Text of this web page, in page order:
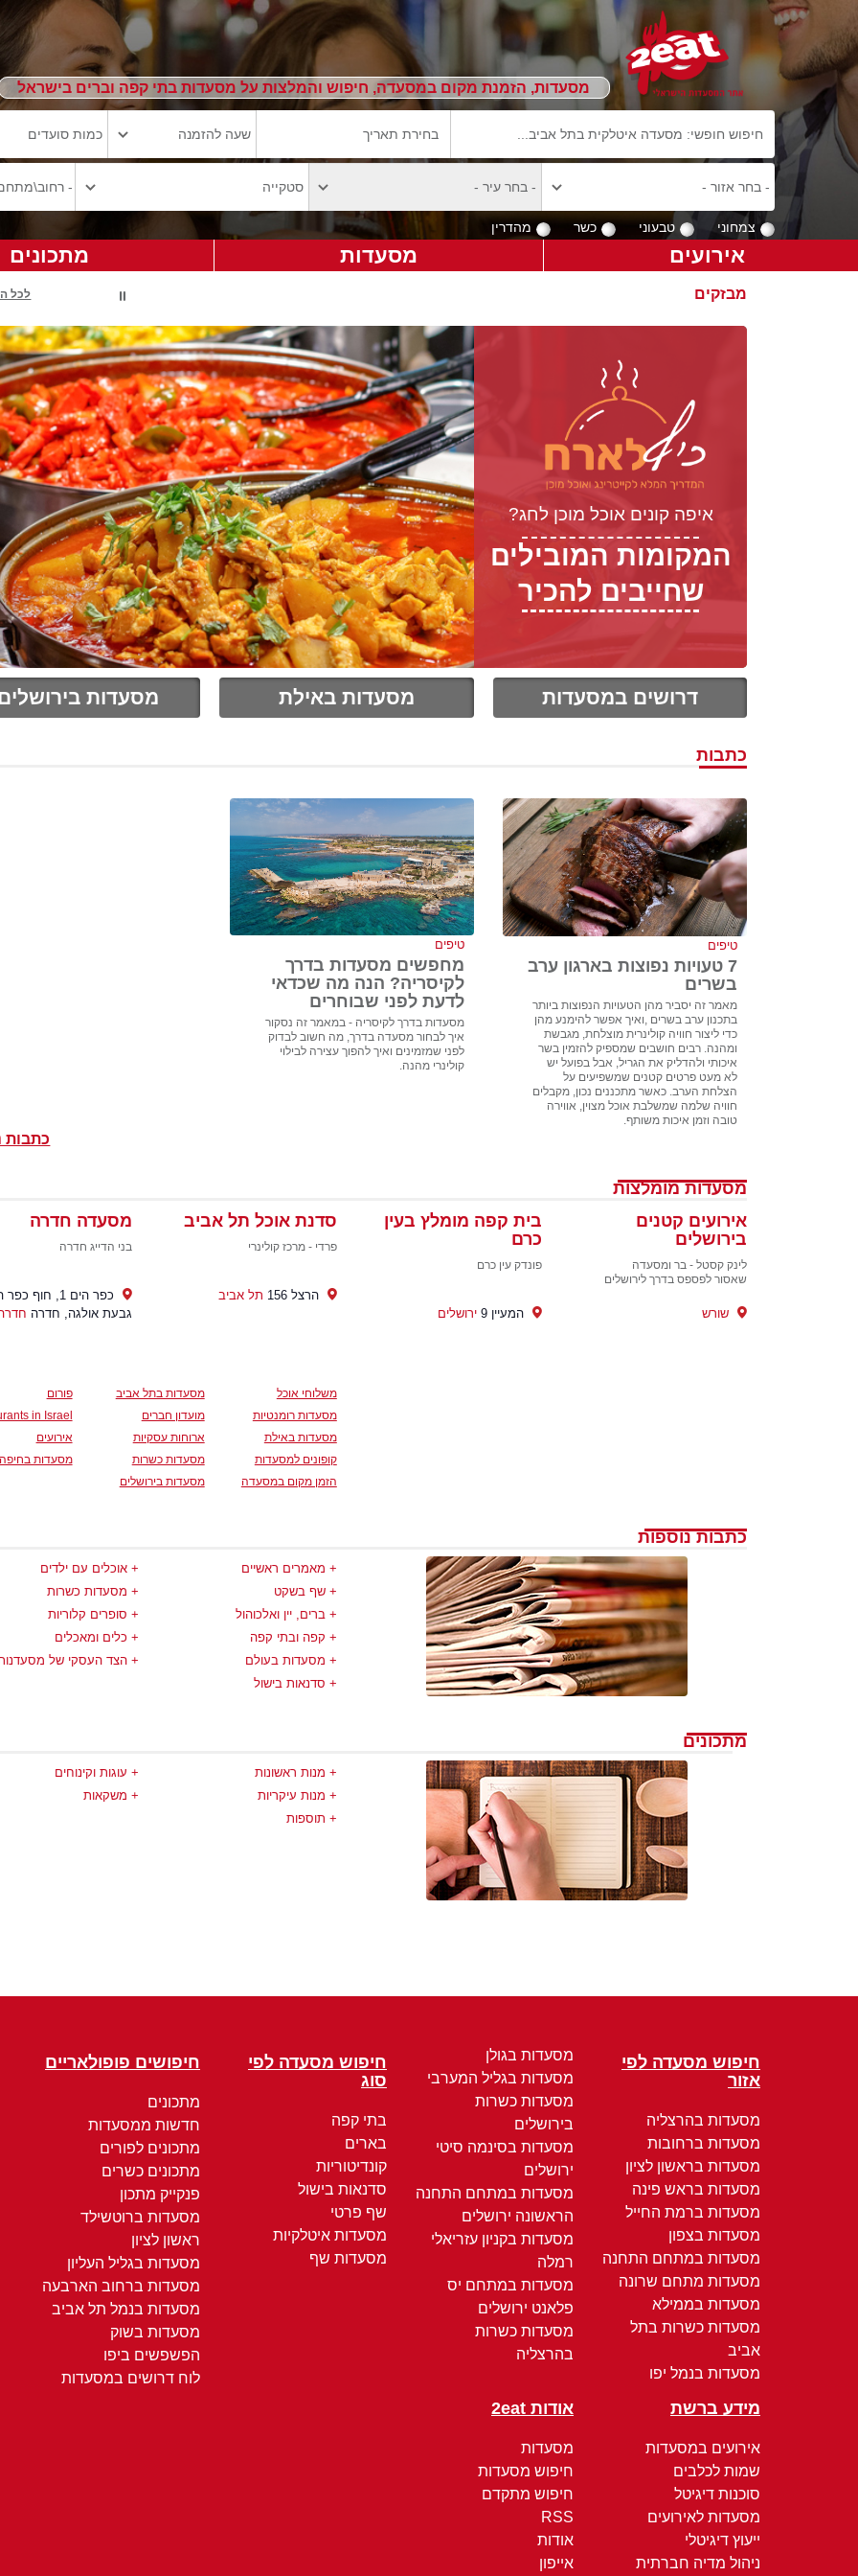
מסעדות, הזמנת מקום במסעדה, חיפוש והמלצות על מסעדות בתי קפה וברים בישראל
צמחוני טבעוני כשר מהדרין
אירועים מסעדות מתכונים
מבזקים לכל
איפה קונים אוכל מוכן לחג?
המקומות המובילים
שחייבים להכיר
דרושים במסעדות מסעדות באילת מסעדות
כתבות
טיפים
7 טעויות נפוצות בארגון ערב
בשרים
מאמר זה יסביר מהן הטעויות הנפוצות ביותר
בתכנון ערב בשרים ,ואיך אפשר להימנע מהן
כדי ליצור חוויה קולינרית מוצלחת, מגבשת
ומהנה. רבים חושבים שמספיק להזמין בשר
איכותי ולהדליק את הגריל, אבל בפועל יש
לא מעט פרטים קטנים שמשפיעים על
הצלחת הערב. כאשר מתכננים נכון, מקבלים
חוויה שלמה שמשלבת אוכל מצוין, אווירה
טובה וזמן איכות משותף.
טיפים
מחפשים מסעדות בדרך
לקיסריה? הנה מה שכדאי
לדעת לפני שבוחרים
מסעדות בדרך לקיסריה - במאמר זה נסקור
איך לבחור מסעדה בדרך, מה חשוב לבדוק
לפני שמזמינים ואיך להפוך עצירה לבילוי
קולינרי מהנה.
כתבות
מסעדות מומלצות
אירועים קטנים
בירושלים
לינק קסטל - בר ומסעדה
שאסור לפספס בדרך לירושלים
שורש
בית קפה מומלץ בעין
כרם
פונדק עין כרם
המעיין 9 ירושלים
סדנת אוכל תל אביב
פרדי - מרכז קולינרי
הרצל 156 תל אביב
מסעדה חדרה
בני הדייג חדרה
כפר הים 1, חוף
גבעת אולגה, חדרה
משלוחי אוכל
מסעדות רומנטיות
מסעדות באילת
קופונים למסעדות
הזמן מקום במסעדה
מסעדות בתל אביב
מועדון חברים
ארוחות עסקיות
מסעדות כשרות
מסעדות בירושלים
פורום
in Israel
אירועים
מסעדות בחיפה
כתבות נוספות
מאמרים ראשיים
שף בשקט
ברים, יין ואלכוהול
קפה ובתי קפה
מסעדות בעולם
סדנאות בישול
אוכלים עם ילדים
מסעדות כשרות
סופרים קלוריות
כלים ומאכלים
הצד העסקי של
מתכונים
מנות ראשונות
מנות עיקריות
תוספות
עוגות וקינוחים
משקאות
חיפוש מסעדה לפי
אזור
מסעדות בהרצליה
מסעדות ברחובות
מסעדות בראשון לציון
מסעדות בראש פינה
מסעדות ברמת החייל
מסעדות בצפון
מסעדות במתחם התחנה
מסעדות מתחם שרונה
מסעדות בממילא
מסעדות כשרות בתל
אביב
מסעדות בנמל יפו
מסעדות בגולן
מסעדות בגליל המערבי
מסעדות כשרות
בירושלים
מסעדות בסינמה סיטי
ירושלים
מסעדות במתחם התחנה
הראשונה ירושלים
מסעדות בקניון עזריאלי
רמלה
מסעדות במתחם יס
פלאנט ירושלים
מסעדות כשרות
בהרצליה
חיפוש מסעדה לפי
סוג
בתי קפה
בארים
קונדיטוריות
סדנאות בישול
שף פרטי
מסעדות איטלקיות
מסעדות שף
חיפושים פופולאריים
מתכונים
חדשות ממסעדות
מתכונים לפורים
מתכונים כשרים
פנקייק מתכון
מסעדות ברוטשילד
ראשון לציון
מסעדות בגליל העליון
מסעדות ברחוב הארבעה
מסעדות בנמל תל אביב
מסעדות בשוק
הפשפשים ביפו
לוח דרושים במסעדות
מידע ברשת
אירועים במסעדות
שמות לכלבים
סוכנות דיגיטל
מסעדות לאירועים
ייעוץ דיגיטלי
ניהול מדיה חברתית
אודות 2eat
מסעדות
חיפוש מסעדות
חיפוש מתקדם
RSS
אודות
אייפון